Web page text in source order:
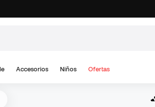
Accesorios Niños Ofertas